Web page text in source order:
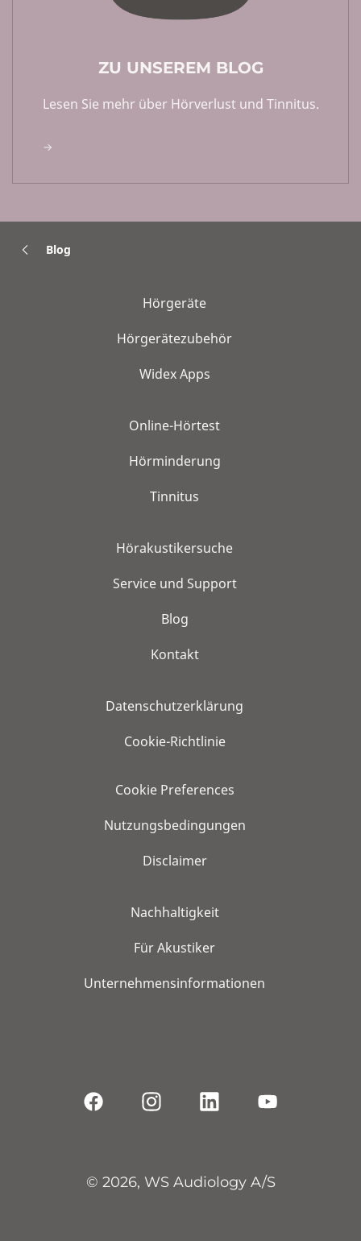
ZU UNSEREM BLOG
Lesen Sie mehr über Hörverlust und Tinnitus.
Blog
Hörgeräte
Hörgerätezubehör
Widex Apps
Online-Hörtest
Hörminderung
Tinnitus
Hörakustikersuche
Service und Support
Blog
Kontakt
Datenschutzerklärung
Cookie-Richtlinie
Cookie Preferences
Nutzungsbedingungen
Disclaimer
Nachhaltigkeit
Für Akustiker
Unternehmensinformationen
© 2026, WS Audiology A/S